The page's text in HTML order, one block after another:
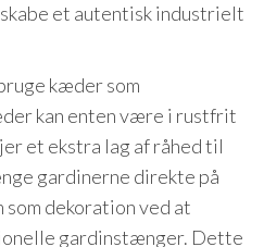
et autentisk industrielt
kæder som
kan enten være i rustfrit
et ekstra lag af råhed til
gardinerne direkte på
dekoration ved at
gardinstænger. Dette